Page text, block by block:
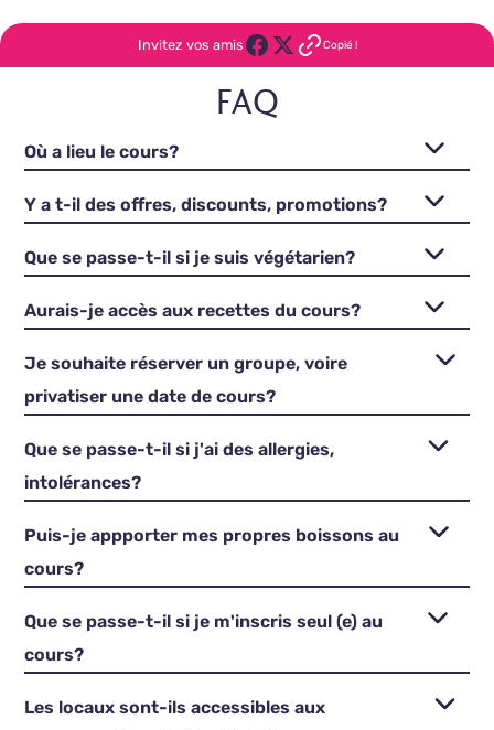
Invitez vos amis Copié !
FAQ
Où a lieu le cours?
Y a t-il des offres, discounts, promotions?
Que se passe-t-il si je suis végétarien?
Aurais-je accès aux recettes du cours?
Je souhaite réserver un groupe, voire
privatiser une date de cours?
Que se passe-t-il si j'ai des allergies,
intolérances?
Puis-je appporter mes propres boissons au
cours?
Que se passe-t-il si je m'inscris seul (e) au
cours?
Les locaux sont-ils accessibles aux